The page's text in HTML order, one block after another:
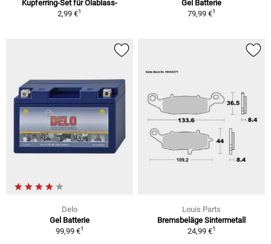
Kupferring-Set für Ölablass-
2,99 €1
Gel Batterie
79,99 €1
Delo
Gel Batterie
99,99 €1
Louis Parts
Bremsbeläge Sintermetall
24,99 €1